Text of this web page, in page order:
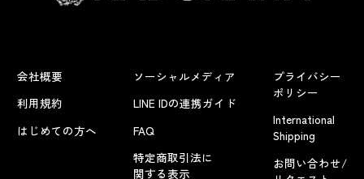
会社概要
利用規約
はじめての方へ
ソーシャルメディア
LINE IDの連携ガイド
FAQ
特定商取引法に
関する表示
プライバシー
ポリシー
International
Shipping
お問い合わせ/